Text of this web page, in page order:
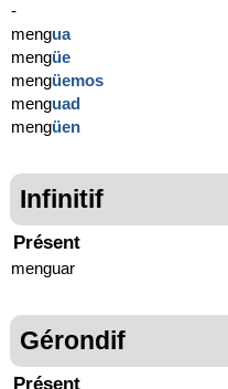
-
mengua
mengüe
mengüemos
menguad
mengüen
Infinitif
Présent
menguar
Gérondif
Présent